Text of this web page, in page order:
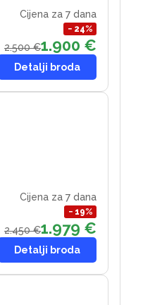
Cijena za 7 dana
− 24%
2.500 €1.900 €
Detalji broda
Cijena za 7 dana
− 19%
2.450 €1.979 €
Detalji broda